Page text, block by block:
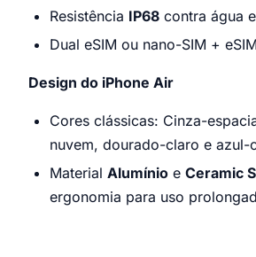
Resistência IP68 contra água
Dual eSIM ou nano-SIM +
Design do iPhone Air
Cores clássicas: Cinza-
nuvem, dourado-claro e azul-
Material Alumínio e Ceramic
ergonomia para uso